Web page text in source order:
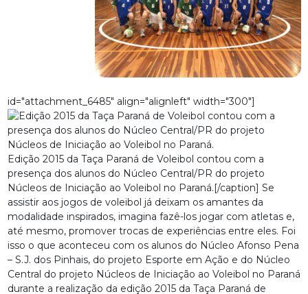
id="attachment_6485" align="alignleft" width="300"]
Edição 2015 da Taça Paraná de Voleibol contou com a
presença dos alunos do Núcleo Central/PR do projeto
Núcleos de Iniciação ao Voleibol no Paraná.[/caption] Se
assistir aos jogos de voleibol já deixam os amantes da
modalidade inspirados, imagina fazê-los jogar com atletas e,
até mesmo, promover trocas de experiências entre eles. Foi
isso o que aconteceu com os alunos do Núcleo Afonso Pena
– S.J. dos Pinhais, do projeto Esporte em Ação e do Núcleo
Central do projeto Núcleos de Iniciação ao Voleibol no Paraná
durante a realização da edição 2015 da Taça Paraná de